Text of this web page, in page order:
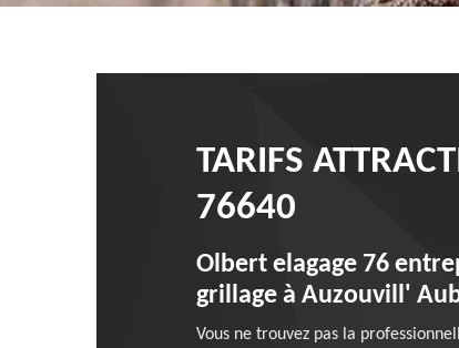
TARIFS
76640
Olbert elagage 76
grillage à Auzouvill'
Vous ne trouvez pas la